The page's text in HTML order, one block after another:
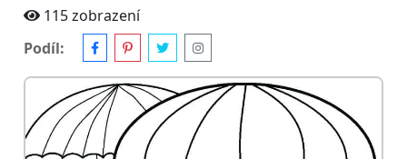
115 zobrazení
Podíl: